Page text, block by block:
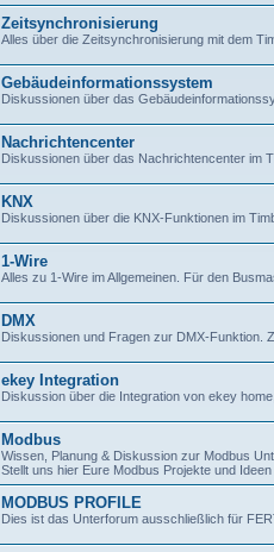
Zeitsynchronisierung
Alles über die Zeitsynchronisierung mit dem
Gebäudeinformationssystem
Diskussionen über das
Nachrichtencenter
Diskussionen über das Nachrichtencenter im
KNX
Diskussionen über die KNX-Funktionen im
1-Wire
Alles zu 1-Wire im Allgemeinen. Für den
DMX
Diskussionen und Fragen zur DMX-Funktion.
ekey Integration
Diskussion über die Integration von ekey
Modbus
Wissen, Planung & Diskussion zur Modbus
Stellt uns hier Eure Modbus Projekte und Ideen
MODBUS PROFILE
Dies ist das Unterforum ausschließlich für